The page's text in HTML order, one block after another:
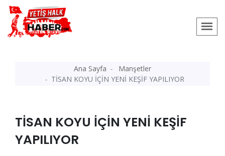
Ana Sayfa
Manşetler
TİSAN KOYU İÇİN YENİ KEŞİF YAPILIYOR
TİSAN KOYU İÇİN YENİ KEŞİF
YAPILIYOR